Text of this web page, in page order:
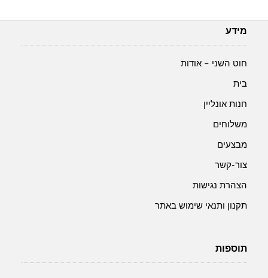
מידע
חוט השני – אודות
בית
חנות אונליין
משלוחים
מבצעים
צור-קשר
הצהרת נגישות
תקנון ותנאי שימוש באתר
תוספות